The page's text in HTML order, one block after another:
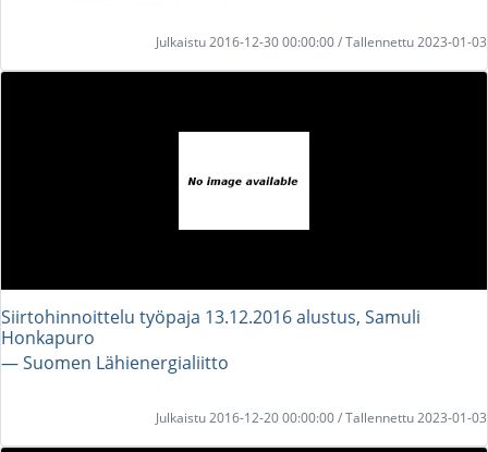
Julkaistu 2016-12-30 00:00:00 / Tallennettu 2023-01-03
Siirtohinnoittelu työpaja 13.12.2016 alustus, Samuli
Honkapuro
― Suomen Lähienergialiitto
Julkaistu 2016-12-20 00:00:00 / Tallennettu 2023-01-03